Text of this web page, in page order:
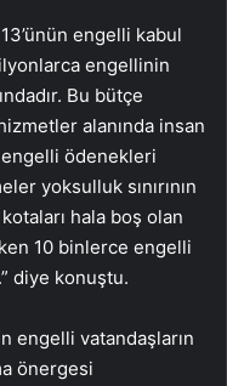
engelli kabul
engellinin
Bu bütçe
alanında insan
engelli ödenekleri
yoksulluk sınırının
hala boş olan
10 binlerce engelli
diye konuştu.
engelli vatandaşların
önergesi